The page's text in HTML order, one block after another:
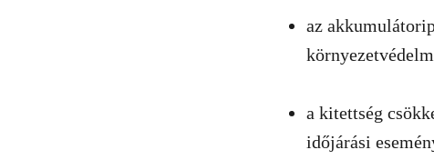
az
a kitettség
időjárási